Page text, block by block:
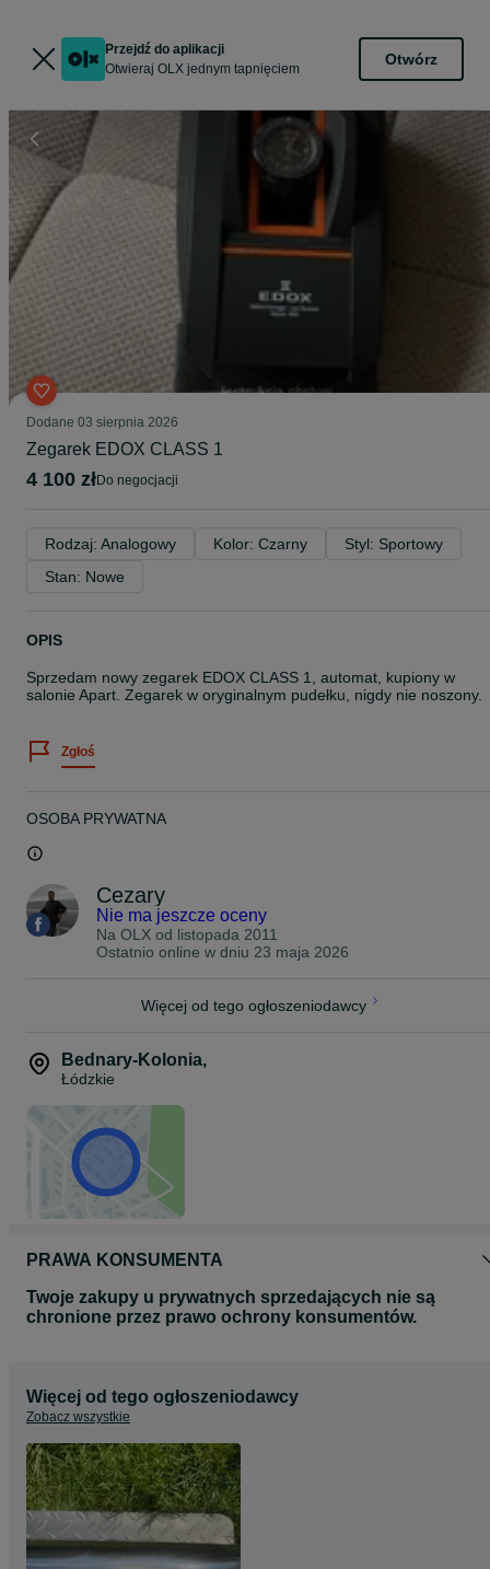
Przejdź do aplikacji
Otwieraj OLX jednym tapnięciem
Otwórz
Dodane 03 sierpnia 2026
Zegarek EDOX CLASS 1
4 100 zł do negocjacji
Rodzaj: Analogowy Kolor: Czarny
Styl: Sportowy
Stan: Nowe
OPIS
Sprzedam nowy zegarek EDOX CLASS 1, automat, kupiony w
salonie Apart. Zegarek w oryginalnym pudełku, nigdy nie noszony.
Zgłoś
OSOBA PRYWATNA
Cezary
Nie ma jeszcze oceny
Na OLX od listopada 2011
Ostatnio online w dniu 23 maja 2026
Więcej od tego ogłoszeniodawcy
Bednary-Kolonia,
Łódzkie
PRAWA KONSUMENTA
Twoje zakupy u prywatnych sprzedających nie są
chronione przez prawo ochrony konsumentów.
Więcej od tego ogłoszeniodawcy
Zobacz wszystkie